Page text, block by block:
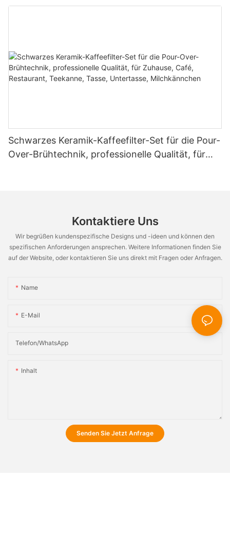
Gewerbe – ideal für Steak, Salat, Suppe und
Schwarzes Keramik-Kaffeefilter-Set für die Pour-
Over-Brühtechnik, professionelle Qualität, für
Kontaktiere Uns
Wir begrüßen kundenspezifische Designs und -ideen und können den
spezifischen Anforderungen ansprechen. Weitere Informationen finden Sie
auf der Website, oder kontaktieren Sie uns direkt mit Fragen oder Anfragen.
Name
E-Mail
Telefon/WhatsApp
Inhalt
Senden Sie Jetzt Anfrage